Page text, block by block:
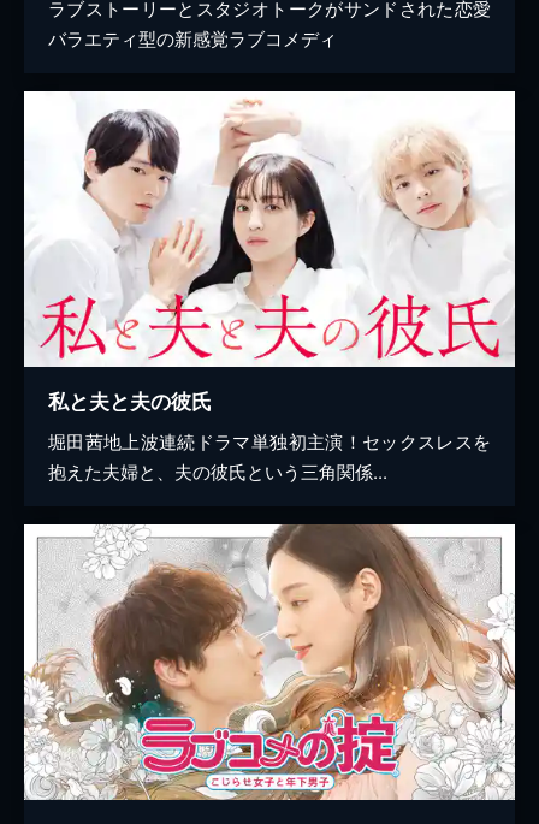
ラブストーリーとスタジオトークがサンドされた恋愛
バラエティ型の新感覚ラブコメディ
私と夫と夫の彼氏
堀田茜地上波連続ドラマ単独初主演！セックスレスを
抱えた夫婦と、夫の彼氏という三角関係...